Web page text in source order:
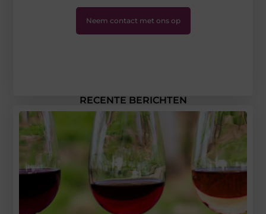
RECENTE BERICHTEN
Neem contact met ons op